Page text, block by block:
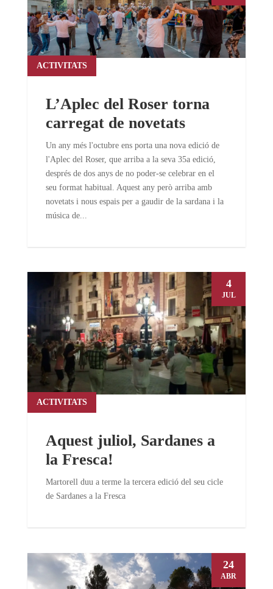
L’Aplec del Roser torna
carregat de novetats
ACTIVITATS
Un any més l'octubre ens porta una nova edició de
l'Aplec del Roser, que arriba a la seva 35a edició,
després de dos anys de no poder-se celebrar en el
seu format habitual. Aquest any però arriba amb
novetats i nous espais per a gaudir de la sardana i la
música de...
Aquest juliol, Sardanes a
la Fresca!
ACTIVITATS
Martorell duu a terme la tercera edició del seu cicle
de Sardanes a la Fresca
4
JUL
24
ABR